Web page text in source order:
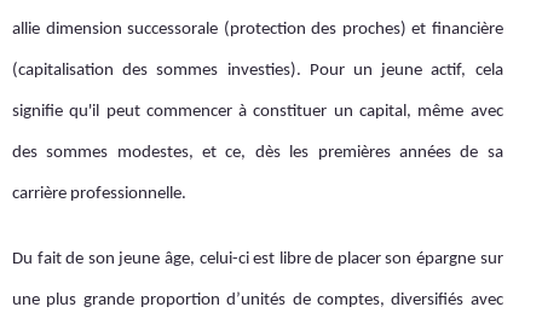
allie dimension successorale (protection des proches) et financière
(capitalisation des sommes investies). Pour un jeune actif, cela
signifie qu'il peut commencer à constituer un capital, même avec
des sommes modestes, et ce, dès les premières années de sa
carrière professionnelle.
Du fait de son jeune âge, celui-ci est libre de placer son épargne sur
une plus grande proportion d’unités de comptes, diversifiés avec